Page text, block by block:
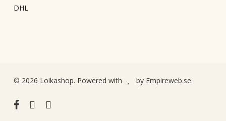
DHL
© 2026 Loikashop. Powered with by Empireweb.se
facebookinstagram
email